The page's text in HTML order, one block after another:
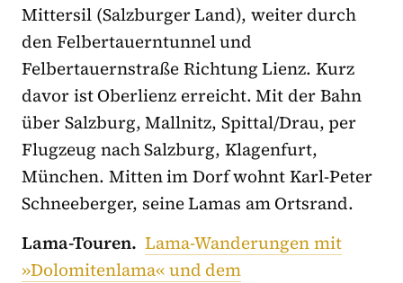
Mittersil (Salzburger Land), weiter durch
den Felbertauerntunnel und
Felbertauernstraße Richtung Lienz. Kurz
davor ist Oberlienz erreicht. Mit der Bahn
über Salzburg, Mallnitz, Spittal/Drau, per
Flugzeug nach Salzburg, Klagenfurt,
München. Mitten im Dorf wohnt Karl-Peter
Schneeberger, seine Lamas am Ortsrand.
Lama-Touren. Lama-Wanderungen mit
»Dolomitenlama« und dem